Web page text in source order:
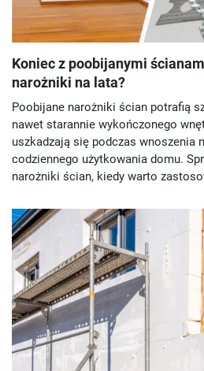
Koniec z poobijanymi
narożniki na lata?
Poobijane narożniki ścian potrafią
nawet starannie wykończonego
uszkadzają się podczas wnoszenia
codziennego użytkowania domu.
narożniki ścian, kiedy warto
estetycznie.